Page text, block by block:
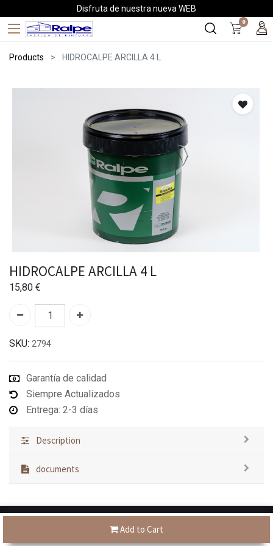
Disfruta de nuestra nueva WEB
0
Products HIDROCALPE ARCILLA 4 L
Add to Cart
HIDROCALPE ARCILLA 4 L
15,80 €
SKU: 2794
Garantía de calidad
Siempre Actualizados
Entrega: 2-3 días
Description
documents
Tienes dudas?